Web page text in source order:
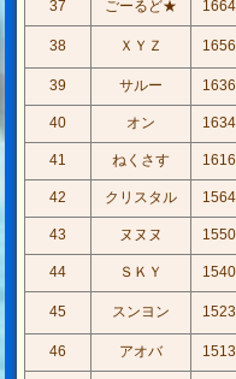
37 ごーるど★
38 ＸＹＺ
39
サルー
40 オン
41 ねくさす
42 クリスタル
43 ヌヌヌ
44 ＳＫＹ
45 スンヨン
46
アオバ